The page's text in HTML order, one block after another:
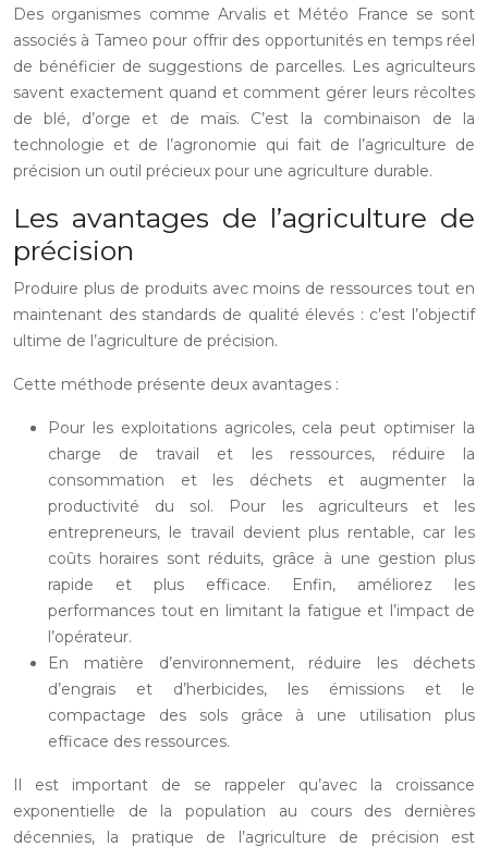
Des organismes comme Arvalis et Météo France se sont
associés à Tameo pour offrir des opportunités en temps réel
de bénéficier de suggestions de parcelles. Les agriculteurs
savent exactement quand et comment gérer leurs récoltes
de blé, d’orge et de maïs. C’est la combinaison de la
technologie et de l’agronomie qui fait de l’agriculture de
précision un outil précieux pour une agriculture durable.
Les avantages de l’agriculture de
précision
Produire plus de produits avec moins de ressources tout en
maintenant des standards de qualité élevés : c’est l’objectif
ultime de l’agriculture de précision.
Cette méthode présente deux avantages :
Pour les exploitations agricoles, cela peut optimiser la
charge de travail et les ressources, réduire la
consommation et les déchets et augmenter la
productivité du sol. Pour les agriculteurs et les
entrepreneurs, le travail devient plus rentable, car les
coûts horaires sont réduits, grâce à une gestion plus
rapide et plus efficace. Enfin, améliorez les
performances tout en limitant la fatigue et l’impact de
l’opérateur.
En matière d’environnement, réduire les déchets
d’engrais et d’herbicides, les émissions et le
compactage des sols grâce à une utilisation plus
efficace des ressources.
Il est important de se rappeler qu’avec la croissance
exponentielle de la population au cours des dernières
décennies, la pratique de l’agriculture de précision est